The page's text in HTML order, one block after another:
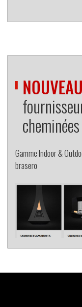
Gamme Indoor &
brasero